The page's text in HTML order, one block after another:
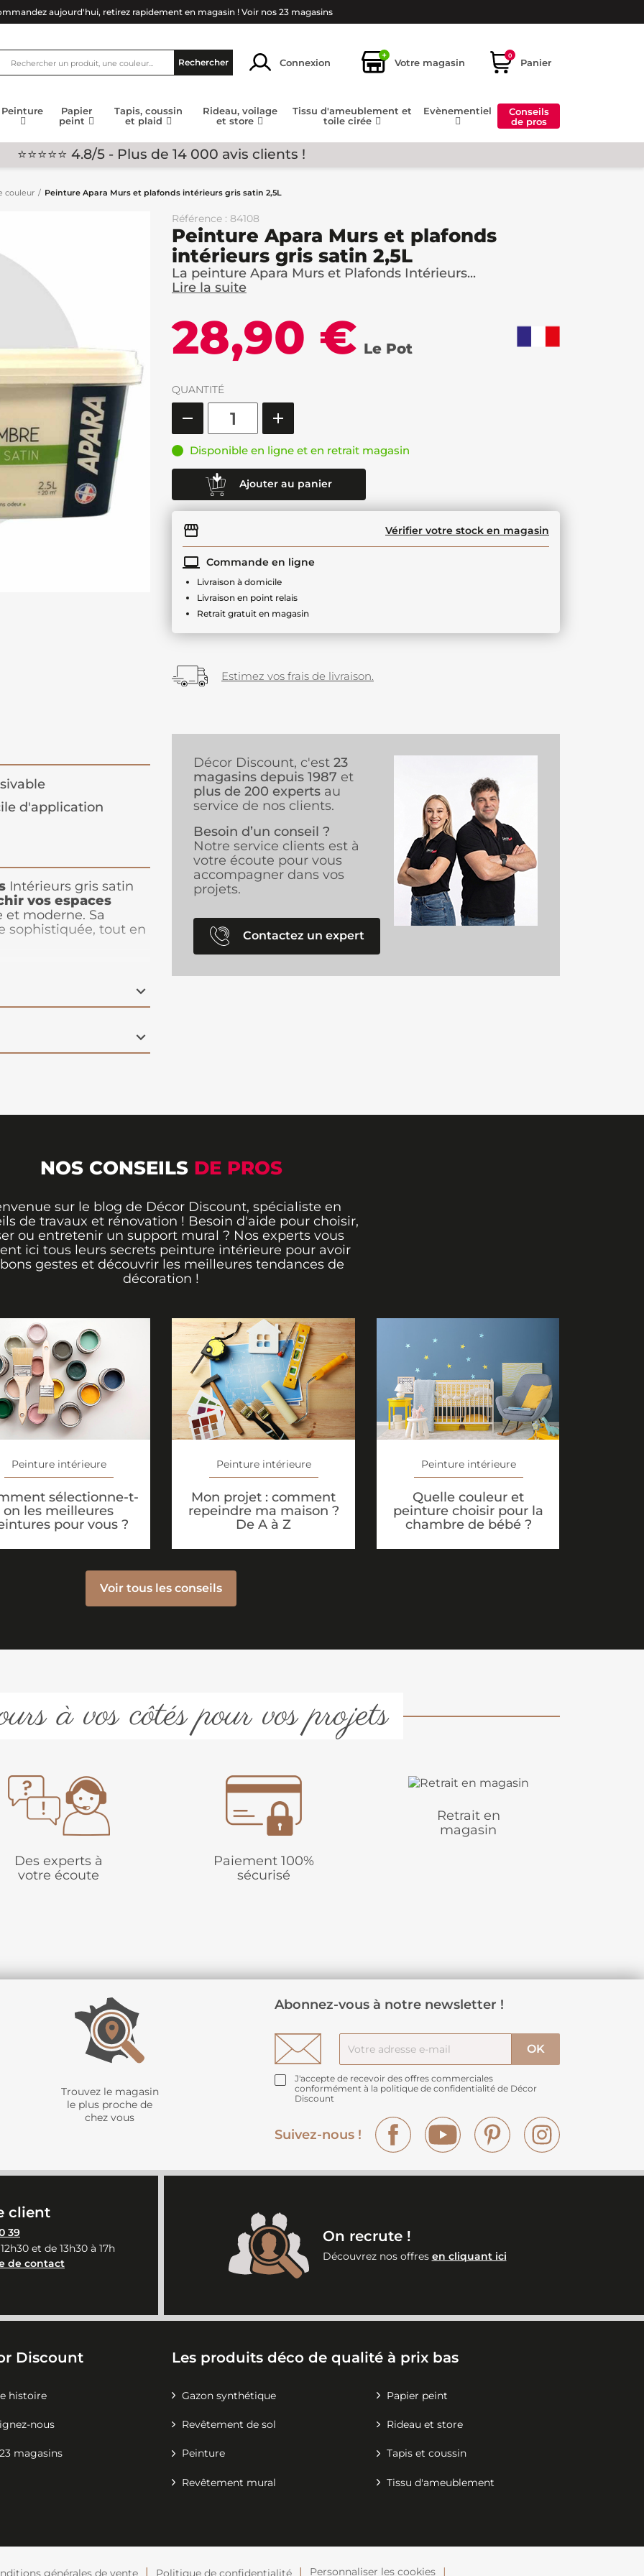
aujourd'hui, retirez rapidement en magasin ! Voir nos 23 magasins
Rechercher Connexion
+
Votre magasin
0
Panier
Peinture
Papier
peint
Tapis, coussin
et plaid
Rideau, voilage
et store
Tissu d'ameublement et
toile cirée
Evènementiel
Conseils
de pros
⭐⭐⭐⭐⭐ 4.8/5 - Plus de 14 000 avis clients !
couleur Peinture Apara Murs et plafonds intérieurs gris satin 2,5L
Référence : 84108
Peinture Apara Murs et plafonds
intérieurs gris satin 2,5L
La peinture Apara Murs et Plafonds Intérieurs...
Lire la suite
28,90 € Le Pot
QUANTITÉ
Disponible en ligne et en retrait magasin
Ajouter au panier
Vérifier votre stock en magasin
Commande en ligne
Livraison à domicile
Livraison en point relais
Retrait gratuit en magasin
Estimez vos frais de livraison.
d'application
Intérieurs gris satin
vos espaces
moderne. Sa
sophistiquée, tout en
ce qui permet un
sans odeur la
pour votre
vos murs et
rapport qualité-
Décor Discount, c'est 23
magasins depuis 1987 et
plus de 200 experts au
service de nos clients.
Besoin d’un conseil ?
Notre service clients est à
votre écoute pour vous
accompagner dans vos
projets.
Contactez un expert
NOS CONSEILS DE PROS
sur le blog de Décor Discount, spécialiste en
de travaux et rénovation ! Besoin d'aide pour choisir,
ou entretenir un support mural ? Nos experts vous
ici tous leurs secrets peinture intérieure pour avoir
gestes et découvrir les meilleures tendances de
décoration !
Peinture intérieure
sélectionne-t-
on les meilleures
pour vous ?
Peinture intérieure
Mon projet : comment
repeindre ma maison ?
De A à Z
Peinture intérieure
Quelle couleur et
peinture choisir pour la
chambre de bébé ?
Voir tous les conseils
à vos côtés pour vos projets
Des experts à
votre écoute
Paiement 100%
sécurisé
Retrait en
magasin
Trouvez le magasin
le plus proche de
chez vous
Abonnez-vous à notre newsletter !
J'accepte de recevoir des offres commerciales
conformément à la politique de confidentialité de Décor
Discount
Suivez-nous !
Facebook YouTube Pinterest
client
39
et de 13h30 à 17h
de contact
On recrute !
Découvrez nos offres en cliquant ici
Discount
histoire
nous
magasins
Les produits déco de qualité à prix bas
Gazon synthétique Papier peint
Revêtement de sol Rideau et store
Peinture Tapis et coussin
Revêtement mural Tissu d'ameublement
générales de vente Politique de confidentialité Personnaliser les cookies